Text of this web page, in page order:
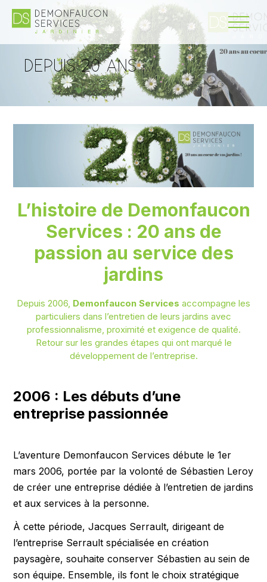
DEPUIS 20 ANS
L’histoire de Demonfaucon
Services : 20 ans de
passion au service des
jardins
Depuis 2006, Demonfaucon Services accompagne les
particuliers dans l’entretien de leurs jardins avec
professionnalisme, proximité et exigence de qualité.
Retour sur les grandes étapes qui ont marqué le
développement de l’entreprise.
2006 : Les débuts d’une
entreprise passionnée
L’aventure Demonfaucon Services débute le 1er
mars 2006, portée par la volonté de Sébastien Leroy
de créer une entreprise dédiée à l’entretien de jardins
et aux services à la personne.
À cette période, Jacques Serrault, dirigeant de
l’entreprise Serrault spécialisée en création
paysagère, souhaite conserver Sébastien au sein de
son équipe. Ensemble, ils font le choix stratégique